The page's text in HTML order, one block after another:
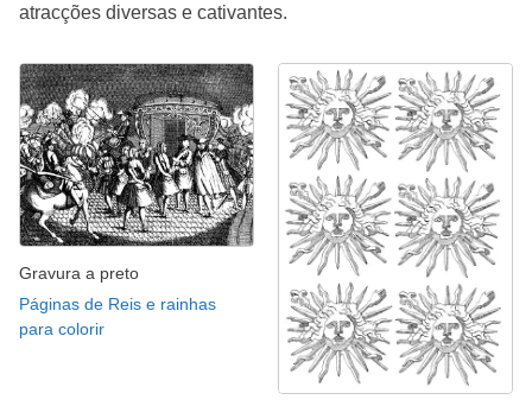
atracções diversas e cativantes.
Gravura a preto
Páginas de Reis e rainhas
para colorir